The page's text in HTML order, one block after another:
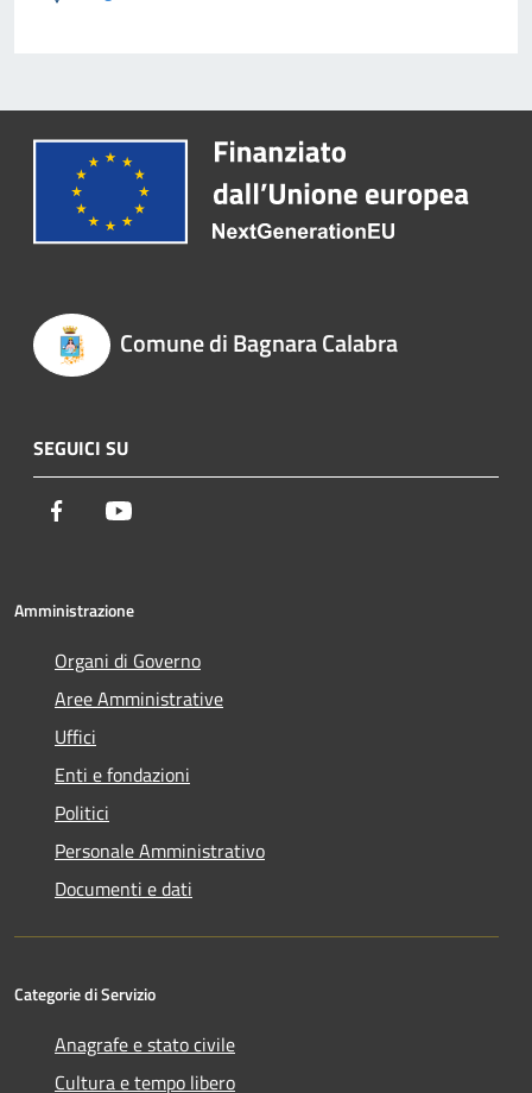
Comune di Bagnara Calabra
SEGUICI SU
Facebook
Amministrazione
Organi di Governo
Aree Amministrative
Uffici
Enti e fondazioni
Politici
Personale Amministrativo
Documenti e dati
Categorie di Servizio
Anagrafe e stato civile
Cultura e tempo libero